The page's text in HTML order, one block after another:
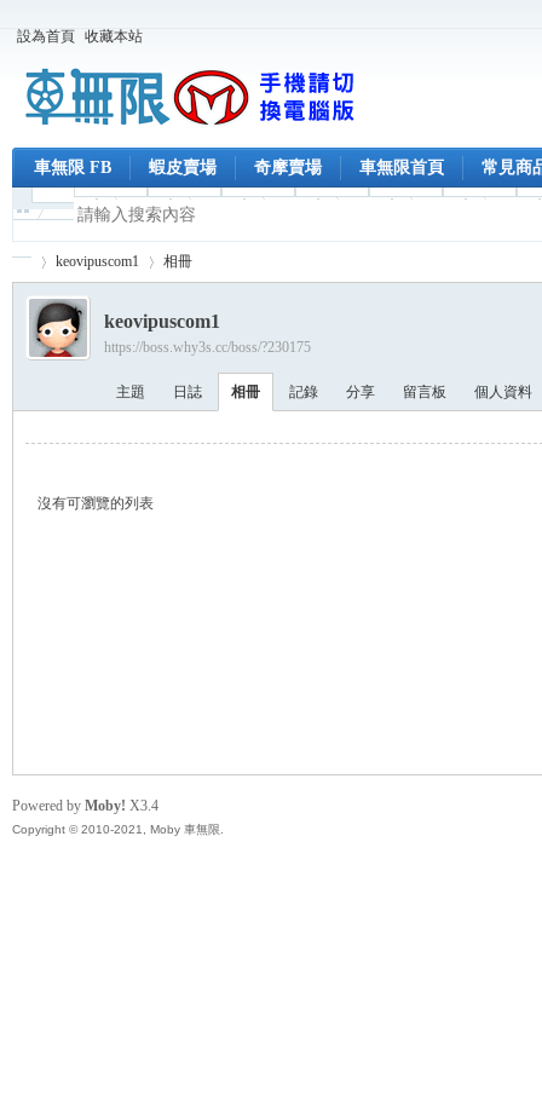
設為首頁 收藏本站
車無限 FB 蝦皮賣場 奇摩賣場 車無限首頁 常見商
›
keovipuscom1 相冊
keovipuscom1
https://boss.why3s.cc/boss/?230175
主題 日誌 相冊 記錄 分享 留言板 個人資料
沒有可瀏覽的列表
Powered by Moby! X3.4
Copyright © 2010-2021, Moby 車無限.